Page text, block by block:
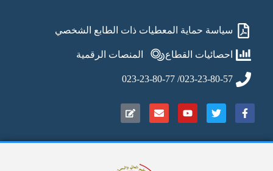
سياسة حماية المعطيات ذات الطابع الشخصي
احصائيات القطاع المنصات الرقمية
023-23-80-57/ 023-23-80-77